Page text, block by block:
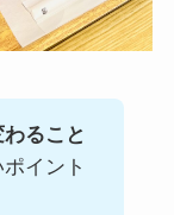
ること
イント